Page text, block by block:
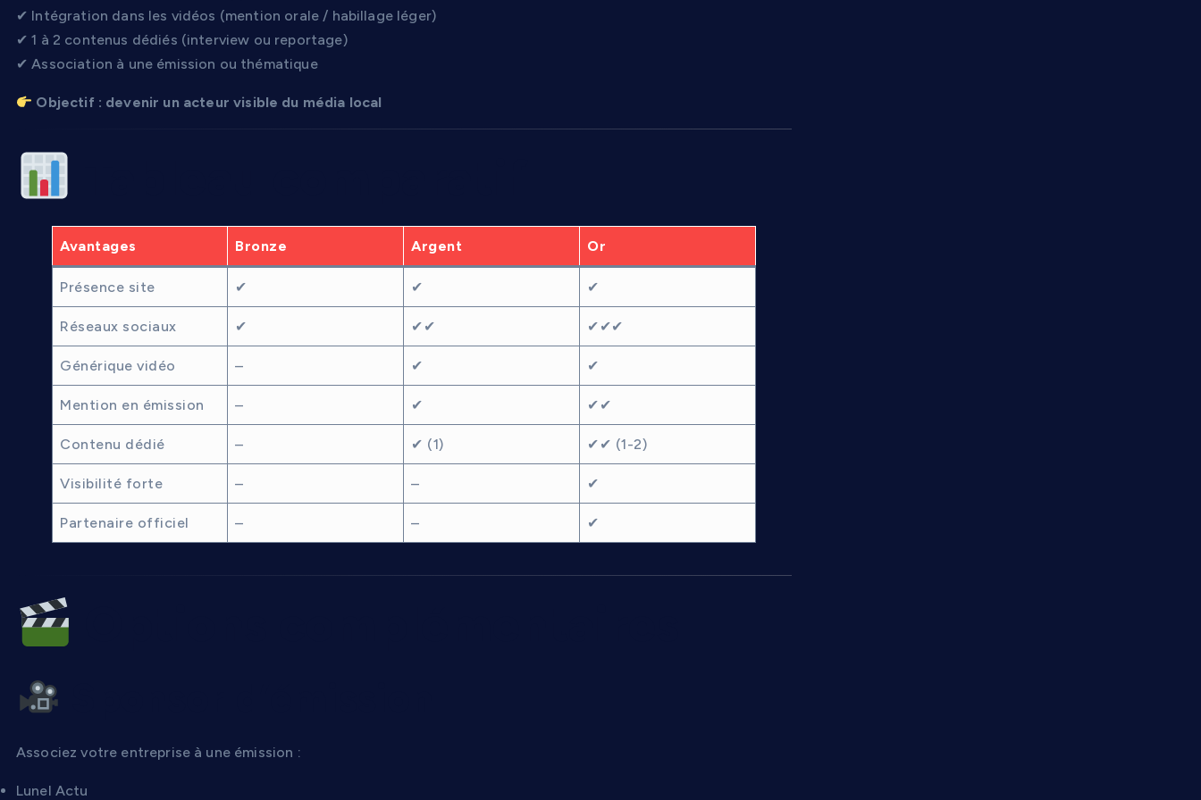
✔ Intégration dans les vidéos (mention orale / habillage léger)
✔ 1 à 2 contenus dédiés (interview ou reportage)
✔ Association à une émission ou thématique
Objectif : devenir un acteur visible du média local
Avantages Bronze Argent Or
Présence site ✔ ✔ ✔
Réseaux sociaux ✔ ✔✔ ✔✔✔
Générique vidéo – ✔ ✔
Mention en émission – ✔ ✔✔
Contenu dédié – ✔ (1) ✔✔ (1-2)
Visibilité forte – – ✔
Partenaire officiel – – ✔
Associez votre entreprise à une émission :
Lunel Actu